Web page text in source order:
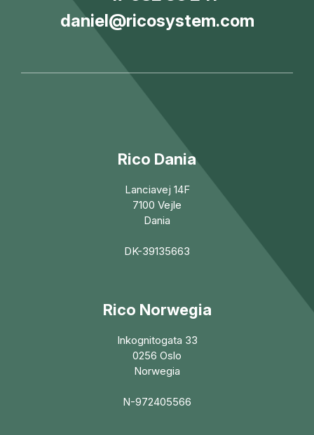
daniel@ricosystem.com
Rico Dania
Lanciavej 14F
7100 Vejle
Dania
DK-39135663
Rico Norwegia
Inkognitogata 33
0256 Oslo
Norwegia
N-972405566